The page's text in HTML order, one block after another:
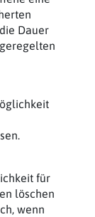
Dauer
für
löschen
wenn